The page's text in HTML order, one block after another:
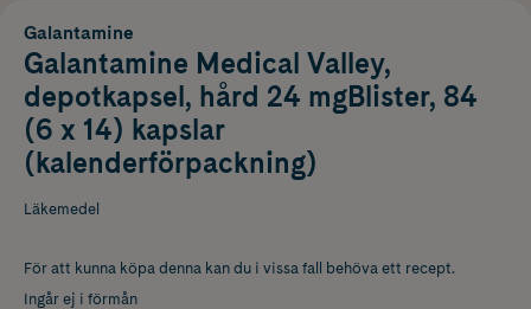
Galantamine
Galantamine Medical Valley,
depotkapsel, hård 24 mgBlister, 84
(6 x 14) kapslar
(kalenderförpackning)
Läkemedel
För att kunna köpa denna kan du i vissa fall behöva ett recept.
Ingår ej i förmån